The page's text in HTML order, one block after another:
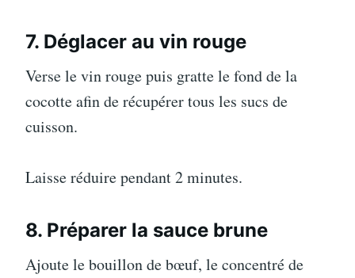
7. Déglacer au vin rouge
Verse le vin rouge puis gratte le fond de la
cocotte afin de récupérer tous les sucs de
cuisson.
Laisse réduire pendant 2 minutes.
8. Préparer la sauce brune
Ajoute le bouillon de bœuf, le concentré de